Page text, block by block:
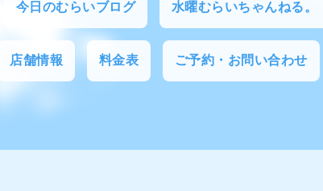
今日のむらいブログ 水曜むらいちゃんねる。
店舗情報 料金表 ご予約・お問い合わせ